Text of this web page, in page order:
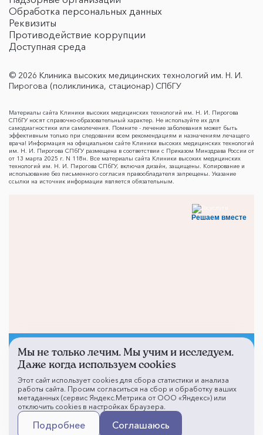
Обработка персональных данных
Реквизиты
Противодействие коррупции
Доступная среда
© 2026 Клиника высоких медицинских технологий им. Н. И.
Пирогова (поликлиника, стационар) СПбГУ
Материалы сайта Клиники высоких медицинских технологий им. Н. И. Пирогова
СПбГУ носят справочно-образовательный характер. Не используйте их для
самодиагностики или самолечения. Помните - лечение заболевания может быть
эффективным только при следовании всем рекомендациям и назначениям лечащего
врача! Информация на официальном сайте Клиники высоких медицинских технологий
им. Н. И. Пирогова СПбГУ размещена в соответствии с Приказом Минздрава России от
от 13 марта 2025 г. N 118н. Все материалы сайта Клиники высоких медицинских
технологий им. Н. И. Пирогова СПбГУ, включая дизайн, защищены. Копирование и
использование без письменного согласия правообладателя запрещены. Указание
ссылки на источник информации является обязательным.
Решаем вместе
Не смогли записаться к
врачу?
Написать о проблеме
Мы не только лечим. Мы учим и исследуем.
Даже когда используем cookies
Этот сайт использует cookies для сбора статистики и анализа
работы сайта. Просим согласиться на сбор и обработку ваших
метаданных (сервис Яндекс.Метрика от ООО «Яндекс») или
отключить cookies в настройках браузера.
Подробнее Соглашаюсь